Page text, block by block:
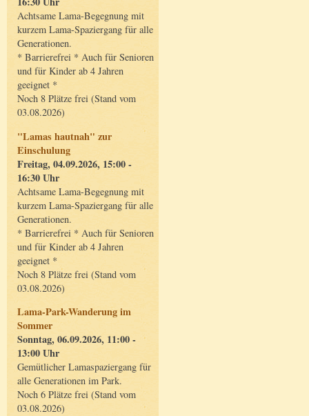
Achtsame Lama-Begegnung mit
kurzem Lama-Spaziergang für alle
Generationen.
* Barrierefrei * Auch für Senioren
und für Kinder ab 4 Jahren
geeignet *
Noch 8 Plätze frei (Stand vom
03.08.2026)
"Lamas hautnah" zur
Einschulung
Freitag, 04.09.2026, 15:00 -
16:30 Uhr
Achtsame Lama-Begegnung mit
kurzem Lama-Spaziergang für alle
Generationen.
* Barrierefrei * Auch für Senioren
und für Kinder ab 4 Jahren
geeignet *
Noch 8 Plätze frei (Stand vom
03.08.2026)
Lama-Park-Wanderung im
Sommer
Sonntag, 06.09.2026, 11:00 -
13:00 Uhr
Gemütlicher Lamaspaziergang für
alle Generationen im Park.
Noch 6 Plätze frei (Stand vom
03.08.2026)